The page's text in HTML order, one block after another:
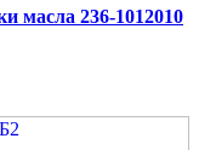
масла 236-1012010